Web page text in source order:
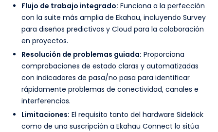
Flujo de trabajo integrado: Funciona a la perfección
con la suite más amplia de Ekahau, incluyendo Survey
para diseños predictivos y Cloud para la colaboración
en proyectos.
Resolución de problemas guiada: Proporciona
comprobaciones de estado claras y automatizadas
con indicadores de pasa/no pasa para identificar
rápidamente problemas de conectividad, canales e
interferencias.
Limitaciones: El requisito tanto del hardware Sidekick
como de una suscripción a Ekahau Connect lo sitúa